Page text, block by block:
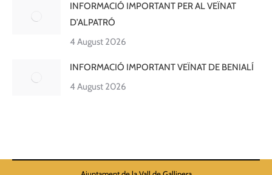
INFORMACIÓ IMPORTANT PER AL VEÏNAT
D’ALPATRÓ
4 August 2026
INFORMACIÓ IMPORTANT VEÏNAT DE BENIALÍ
4 August 2026